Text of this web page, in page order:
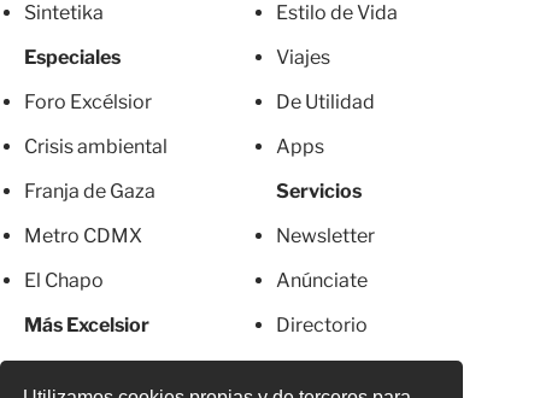
Sintetika
Especiales
Foro Excélsior
Crisis ambiental
Franja de Gaza
Metro CDMX
El Chapo
Más Excelsior
Estilo de Vida
Viajes
De Utilidad
Apps
Servicios
Newsletter
Anúnciate
Directorio